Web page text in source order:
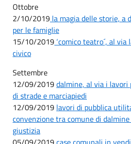
Ottobre
2/10/2019 la magia delle storie,
per le famiglie
15/10/2019 ‘comico teatro´, al
civico
Settembre
12/09/2019dalmine, al via i
di strade e marciapiedi
12/09/2019 lavori di pubblica
convenzione tra comune di
giustizia